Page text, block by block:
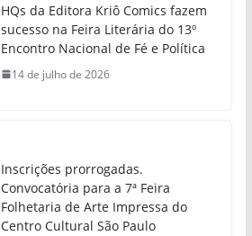
HQs da Editora Kriô Comics fazem
sucesso na Feira Literária do 13º
Encontro Nacional de Fé e Política
14 de julho de 2026
Inscrições prorrogadas.
Convocatória para a 7ª Feira
Folhetaria de Arte Impressa do
Centro Cultural São Paulo